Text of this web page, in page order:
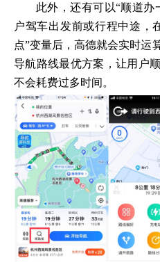
此外，还有可以“顺道办
户驾车出发前或行程中途，
点”变量后，高德就会实时运
导航路线最优方案，让用户
不会耗费过多时间。